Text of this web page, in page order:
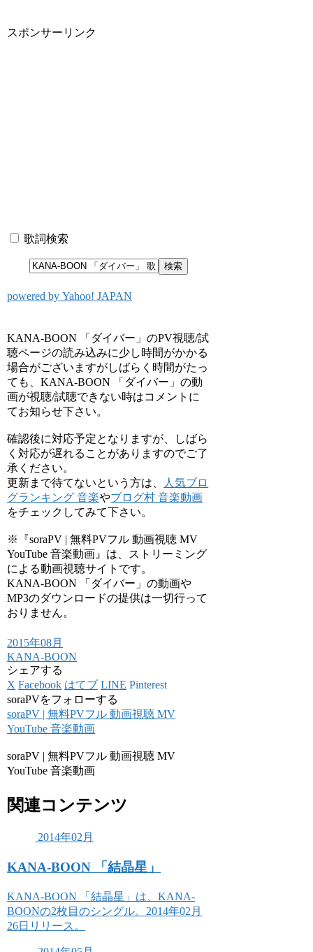
スポンサーリンク
歌詞検索
powered by Yahoo! JAPAN
KANA-BOON 「ダイバー」のPV視聴/試
聴ページの読み込みに少し時間がかかる
場合がございますがしばらく時間がたっ
ても、KANA-BOON 「ダイバー」の動
画が視聴/試聴できない時はコメントに
てお知らせ下さい。
確認後に対応予定となりますが、しばら
く対応が遅れることがありますのでご了
承ください。
更新まで待てないという方は、
人気ブロ
グランキング 音楽やブログ村 音楽動画
をチェックしてみて下さい。
※『soraPV | 無料PVフル 動画視聴 MV
YouTube 音楽動画』は、ストリーミング
による動画視聴サイトです。
KANA-BOON 「ダイバー」の動画や
MP3のダウンロードの提供は一切行って
おりません。
2015年08月
KANA-BOON
シェアする
X Facebook はてブ LINE Pinterest
soraPVをフォローする
soraPV | 無料PVフル 動画視聴 MV
YouTube 音楽動画
soraPV | 無料PVフル 動画視聴 MV
YouTube 音楽動画
関連コンテンツ
2014年02月
KANA-BOON 「結晶星」
KANA-BOON 「結晶星」は、KANA-
BOONの2枚目のシングル。2014年02月
26日リリース。